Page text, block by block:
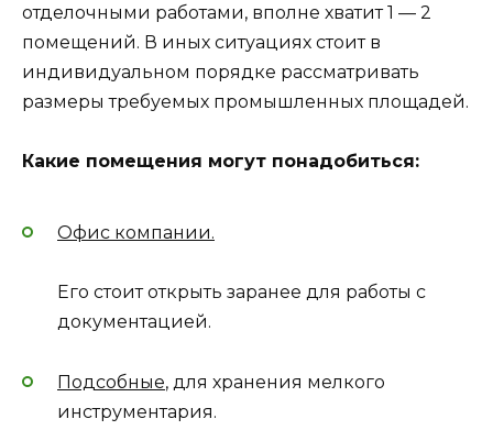
отделочными работами, вполне хватит 1 — 2
помещений. В иных ситуациях стоит в
индивидуальном порядке рассматривать
размеры требуемых промышленных площадей.
Какие помещения могут понадобиться:
Офис компании.
Его стоит открыть заранее для работы с
документацией.
Подсобные, для хранения мелкого
инструментария.